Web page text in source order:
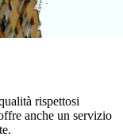
rispettosi
anche un servizio